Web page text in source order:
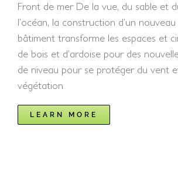
Front de mer De la vue, du sable et
l’océan, la construction d’un
bâtiment transforme les espaces et
de bois et d’ardoise pour des
de niveau pour se protéger du vent
végétation
LEARN MORE